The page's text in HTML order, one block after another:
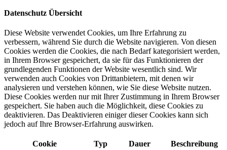
Datenschutz Übersicht
Diese Website verwendet Cookies, um Ihre Erfahrung zu
verbessern, während Sie durch die Website navigieren. Von diesen
Cookies werden die Cookies, die nach Bedarf kategorisiert werden,
in Ihrem Browser gespeichert, da sie für das Funktionieren der
grundlegenden Funktionen der Website wesentlich sind. Wir
verwenden auch Cookies von Drittanbietern, mit denen wir
analysieren und verstehen können, wie Sie diese Website nutzen.
Diese Cookies werden nur mit Ihrer Zustimmung in Ihrem Browser
gespeichert. Sie haben auch die Möglichkeit, diese Cookies zu
deaktivieren. Das Deaktivieren einiger dieser Cookies kann sich
jedoch auf Ihre Browser-Erfahrung auswirken.
Cookie Typ Dauer Beschreibung